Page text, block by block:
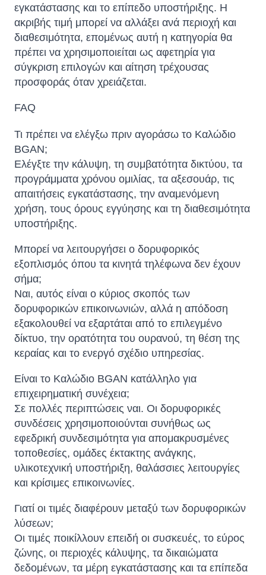
εγκατάστασης και το επίπεδο υποστήριξης. Η
ακριβής τιμή μπορεί να αλλάξει ανά περιοχή και
διαθεσιμότητα, επομένως αυτή η κατηγορία θα
πρέπει να χρησιμοποιείται ως αφετηρία για
σύγκριση επιλογών και αίτηση τρέχουσας
προσφοράς όταν χρειάζεται.
FAQ
Τι πρέπει να ελέγξω πριν αγοράσω το Καλώδιο
BGAN;
Ελέγξτε την κάλυψη, τη συμβατότητα δικτύου, τα
προγράμματα χρόνου ομιλίας, τα αξεσουάρ, τις
απαιτήσεις εγκατάστασης, την αναμενόμενη
χρήση, τους όρους εγγύησης και τη διαθεσιμότητα
υποστήριξης.
Μπορεί να λειτουργήσει ο δορυφορικός
εξοπλισμός όπου τα κινητά τηλέφωνα δεν έχουν
σήμα;
Ναι, αυτός είναι ο κύριος σκοπός των
δορυφορικών επικοινωνιών, αλλά η απόδοση
εξακολουθεί να εξαρτάται από το επιλεγμένο
δίκτυο, την ορατότητα του ουρανού, τη θέση της
κεραίας και το ενεργό σχέδιο υπηρεσίας.
Είναι το Καλώδιο BGAN κατάλληλο για
επιχειρηματική συνέχεια;
Σε πολλές περιπτώσεις ναι. Οι δορυφορικές
συνδέσεις χρησιμοποιούνται συνήθως ως
εφεδρική συνδεσιμότητα για απομακρυσμένες
τοποθεσίες, ομάδες έκτακτης ανάγκης,
υλικοτεχνική υποστήριξη, θαλάσσιες λειτουργίες
και κρίσιμες επικοινωνίες.
Γιατί οι τιμές διαφέρουν μεταξύ των δορυφορικών
λύσεων;
Οι τιμές ποικίλλουν επειδή οι συσκευές, το εύρος
ζώνης, οι περιοχές κάλυψης, τα δικαιώματα
δεδομένων, τα μέρη εγκατάστασης και τα επίπεδα